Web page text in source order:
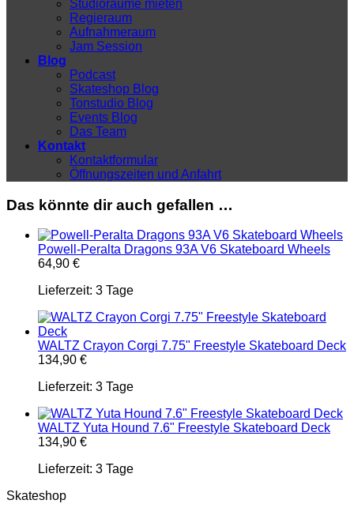
Studioräume mieten
Regieraum
Aufnahmeraum
Jam Session
Blog
Podcast
Skateshop Blog
Tonstudio Blog
Events Blog
Das Team
Kontakt
Kontaktformular
Öffnungszeiten und Anfahrt
Das könnte dir auch gefallen …
Powell-Peralta Dragons 93A V6 Skateboard Wheels
64,90 €
Lieferzeit: 3 Tage
WALTZ Crayon Corgi 7.75" Freestyle Skateboard Deck
134,90 €
Lieferzeit: 3 Tage
WALTZ Yuta Hound 7.6" Freestyle Skateboard Deck
134,90 €
Lieferzeit: 3 Tage
Skateshop